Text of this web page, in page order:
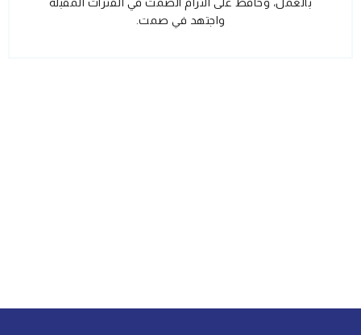
واجتهد في صمت.